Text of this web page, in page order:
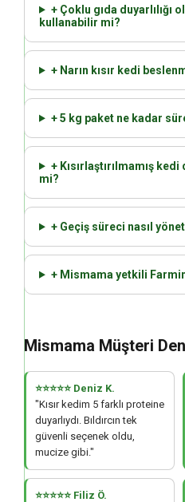
+ Çoklu gıda duyarlılığı
kullanabilir mi?
+ Narın kısır kedi
+ 5 kg paket ne kadar
+ Kısırlaştırılmamış
mi?
+ Geçiş süreci nasıl
+ Mismama yetkili
Mismama Müşteri
⭐⭐⭐⭐⭐ Deniz K.
"Kısır kedim 5 farklı proteine
duyarlıydı. Bıldırcın tek
güvenli seçenek oldu,
mucize gibi."
⭐⭐⭐⭐⭐ Filiz Ö.